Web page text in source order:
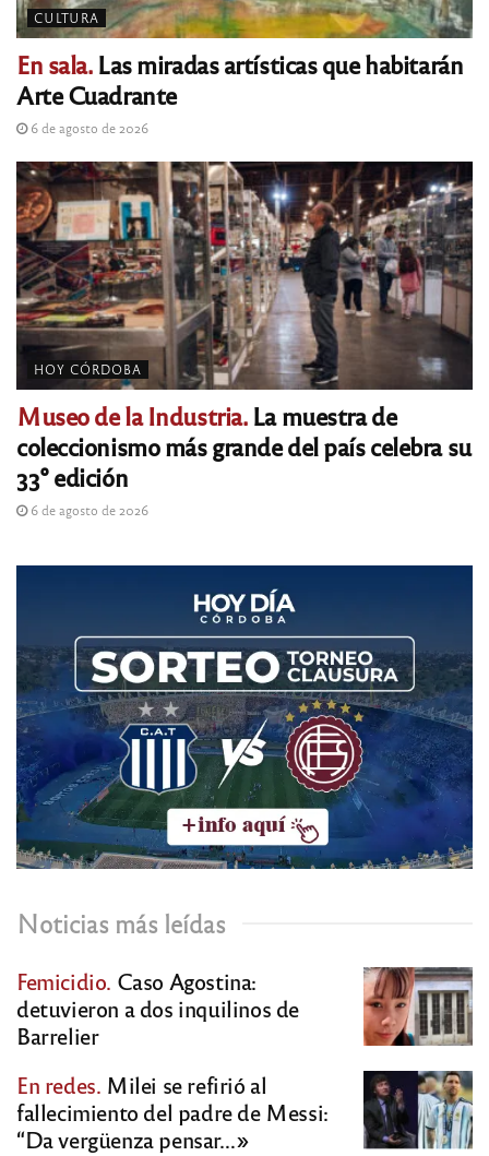
CULTURA
En sala.Las miradas artísticas que habitarán
Arte Cuadrante
6 de agosto de 2026
HOY CÓRDOBA
Museo de la Industria.La muestra de
coleccionismo más grande del país celebra su
33° edición
6 de agosto de 2026
Noticias más leídas
Femicidio. Caso Agostina:
detuvieron a dos inquilinos de
Barrelier
En redes. Milei se refirió al
fallecimiento del padre de Messi:
“Da vergüenza pensar…»